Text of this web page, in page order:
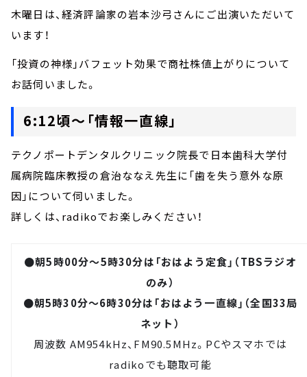
木曜日は、経済評論家の岩本沙弓さんにご出演いただいて
います！
「投資の神様」バフェット効果で商社株値上がりについて
お話伺いました。
6:12頃～「情報一直線」
テクノポートデンタルクリニック院長で日本歯科大学付
属病院臨床教授の倉治ななえ先生に「歯を失う意外な原
因」について伺いました。
詳しくは、radikoでお楽しみください！
●朝5時00分～5時30分は「おはよう定食」（TBSラジオ
のみ）
●朝5時30分～6時30分は「おはよう一直線」（全国33局
ネット）
周波数 AM954kHz、FM90.5MHz。PCやスマホでは
radikoでも聴取可能